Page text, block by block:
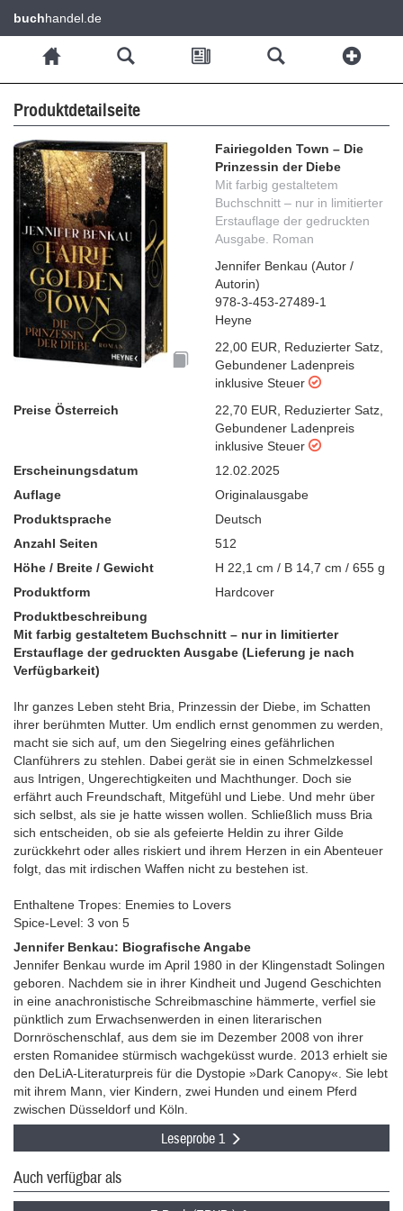
buchhandel.de
Produktdetailseite
Fairiegolden Town – Die
Prinzessin der Diebe
Mit farbig gestaltetem
Buchschnitt – nur in limitierter
Erstauflage der gedruckten
Ausgabe. Roman
Jennifer Benkau (Autor /
Autorin)
978-3-453-27489-1
Heyne
22,00 EUR
Reduzierter Satz
Gebundener Ladenpreis
inklusive Steuer
Preise Österreich
22,70 EUR Reduzierter Satz
Gebundener Ladenpreis
inklusive Steuer
Erscheinungsdatum
12.02.2025
Auflage
Originalausgabe
Produktsprache
Deutsch
Anzahl Seiten
512
Höhe / Breite / Gewicht
H 22,1 cm / B 14,7 cm / 655 g
Produktform
Hardcover
Produktbeschreibung
Mit farbig gestaltetem Buchschnitt – nur in limitierter
Erstauflage der gedruckten Ausgabe (Lieferung je nach
Verfügbarkeit)
Ihr ganzes Leben steht Bria, Prinzessin der Diebe, im Schatten
ihrer berühmten Mutter. Um endlich ernst genommen zu werden,
macht sie sich auf, um den Siegelring eines gefährlichen
Clanführers zu stehlen. Dabei gerät sie in einen Schmelzkessel
aus Intrigen, Ungerechtigkeiten und Machthunger. Doch sie
erfährt auch Freundschaft, Mitgefühl und Liebe. Und mehr über
sich selbst, als sie je hatte wissen wollen. Schließlich muss Bria
sich entscheiden, ob sie als gefeierte Heldin zu ihrer Gilde
zurückkehrt oder alles riskiert und ihrem Herzen in ein Abenteuer
folgt, das mit irdischen Waffen nicht zu bestehen ist.
Enthaltene Tropes: Enemies to Lovers
Spice-Level: 3 von 5
Jennifer Benkau: Biografische Angabe
Jennifer Benkau wurde im April 1980 in der Klingenstadt Solingen
geboren. Nachdem sie in ihrer Kindheit und Jugend Geschichten
in eine anachronistische Schreibmaschine hämmerte, verfiel sie
pünktlich zum Erwachsenwerden in einen literarischen
Dornröschenschlaf, aus dem sie im Dezember 2008 von ihrer
ersten Romanidee stürmisch wachgeküsst wurde. 2013 erhielt sie
den DeLiA-Literaturpreis für die Dystopie »Dark Canopy«. Sie lebt
mit ihrem Mann, vier Kindern, zwei Hunden und einem Pferd
zwischen Düsseldorf und Köln.
Leseprobe 1
Auch verfügbar als